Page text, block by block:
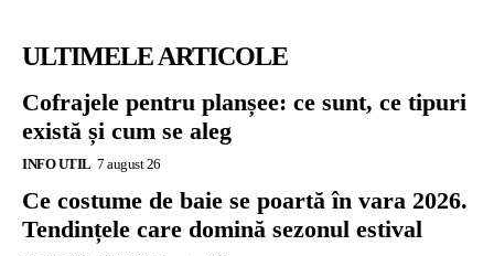
ULTIMELE ARTICOLE
Cofrajele pentru planșee: ce sunt, ce tipuri
există și cum se aleg
INFO UTIL 7 august 26
Ce costume de baie se poartă în vara 2026.
Tendințele care domină sezonul estival